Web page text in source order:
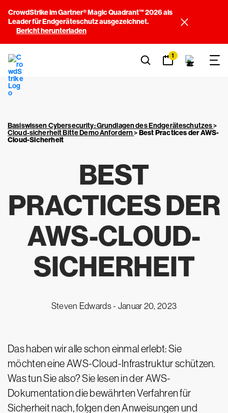
CrowdStrike im Gartner® Magic Quadrant™ 2026 als
Leader für Endgeräteschutz ausgezeichnet.
Bericht herunterladen
1
Basiswissen Cybersecurity: Grundlagen des Endgeräteschutzes>
Cloud-sicherheit Bitte Demo Anfordern>Best Practices der AWS-
Cloud-Sicherheit
BEST
PRACTICES DER
AWS-CLOUD-
SICHERHEIT
Steven Edwards - Januar 20, 2023
Das haben wir alle schon einmal erlebt: Sie
möchten eine AWS-Cloud-Infrastruktur schützen.
Was tun Sie also? Sie lesen in der AWS-
Dokumentation die bewährten Verfahren für
Sicherheit nach, folgen den Anweisungen und